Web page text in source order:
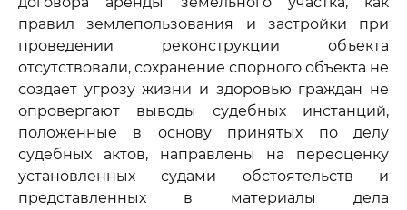
правил землепользования и застройки при
проведении реконструкции объекта
отсутствовали, сохранение спорного объекта не
создает угрозу жизни и здоровью граждан не
опровергают выводы судебных инстанций,
положенные в основу принятых по делу
судебных актов, направлены на переоценку
установленных судами обстоятельств и
представленных в материалы дела